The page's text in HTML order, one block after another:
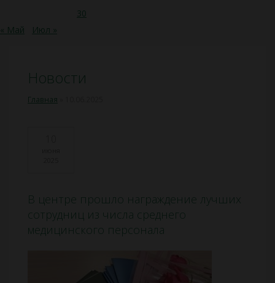
30
« Май
Июл »
Новости
Главная
В центре прошло награждение лучших
сотрудниц из числа среднего
медицинского персонала